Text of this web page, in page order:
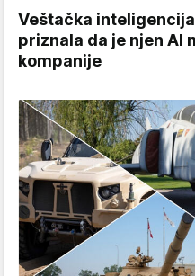
Veštačka
priznala da je njen AI
kompanije